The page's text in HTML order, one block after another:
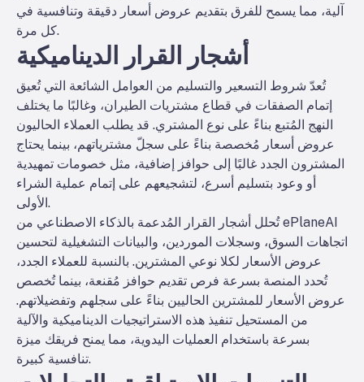
آلية، مما يسمح للفرق بتقديم عروض أسعار دقيقة وتنافسية في
كل مرة.
أشجار القرار الديناميكية
تُعدّ شروط التسعير والتسليم من العوامل الشائعة التي تُعيق
إتمام الصفقات في قطاع مشتريات الطيران، وغالبًا ما يختلف
النهج المُتبع بناءً على نوع المشتري. قد يطلب العملاء الحاليون
عروض أسعار مُخصصة بناءً على سجلّ مشترياتهم، بينما يحتاج
المشترون الجدد غالبًا إلى حوافز إضافية، مثل خصومات تمهيدية
أو وعود بتسليم أسرع، لتشجيعهم على إتمام عملية الشراء
الأولى.
تُحلل أشجار القرار المُدعمة بالذكاء الاصطناعي من ePlaneAI
اتجاهات السوق، وسجلات الموردين، والبيانات التشغيلية لتحسين
عروض الأسعار لكلا نوعي المشترين. بالنسبة للعملاء الجدد،
تُحدد المنصة بسرعة فرص تقديم حوافز مُقنعة، بينما تُخصص
عروض الأسعار للمشترين الحاليين بناءً على سجلهم وتفضيلاتهم.
من المستحيل تنفيذ هذه الاستراتيجيات الديناميكية والآلية
بسرعة باستخدام العمليات اليدوية، مما يمنح فريقك ميزة
تنافسية كبيرة.